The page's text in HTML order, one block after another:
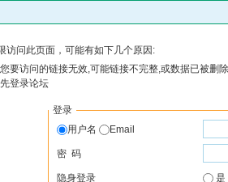
访问此页面，可能有如下几个原因:
要访问的链接无效,可能链接不完整,或数据已被删
登录论坛
登录
用户名
Email
密 码
隐身登录